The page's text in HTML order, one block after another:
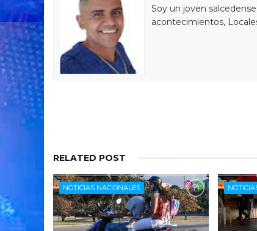
Soy un joven
acontecimientos,
RELATED POST
NOTICIAS NACIONALES